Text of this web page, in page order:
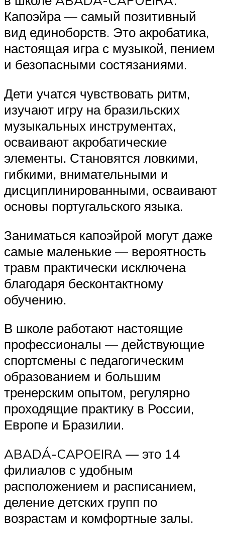
Капоэйра — самый позитивный
вид единоборств. Это акробатика,
настоящая игра с музыкой, пением
и безопасными состязаниями.
Дети учатся чувствовать ритм,
изучают игру на бразильских
музыкальных инструментах,
осваивают акробатические
элементы. Становятся ловкими,
гибкими, внимательными и
дисциплинированными, осваивают
основы португальского языка.
Заниматься капоэйрой могут даже
самые маленькие — вероятность
травм практически исключена
благодаря бесконтактному
обучению.
В школе работают настоящие
профессионалы — действующие
спортсмены с педагогическим
образованием и большим
тренерским опытом, регулярно
проходящие практику в России,
Европе и Бразилии.
ABADÁ-CAPOEIRA — это 14
филиалов с удобным
расположением и расписанием,
деление детских групп по
возрастам и комфортные залы.